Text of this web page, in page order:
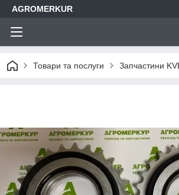
AGROMERKUR
Товари та послуги Запчастини